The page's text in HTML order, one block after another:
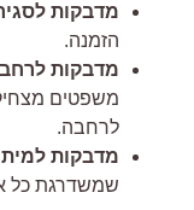
מדבקות
הזמנה.
מדבקות לרחבת
משפטים
לרחבה.
מדבקות למיתוג
שמשדרגת כל